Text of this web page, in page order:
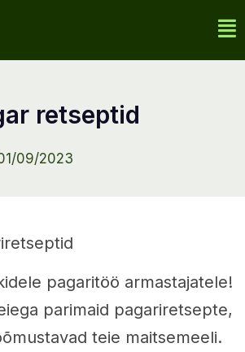
retseptid
09/2023
pagaritöö armastajatele!
parimaid pagariretsepte,
teie maitsemeeli.